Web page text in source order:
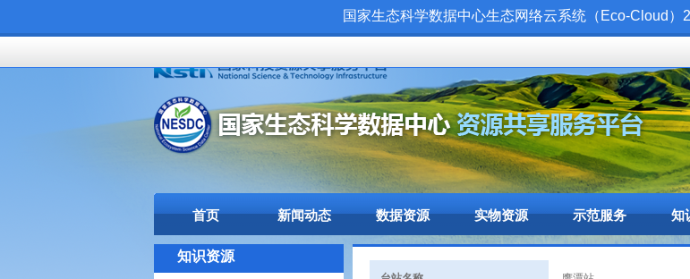
国家生态科学数据中心生态网络云系统（Eco-Cloud）
首页 新闻动态 数据资源 实物资源 示范服务 知
知识资源